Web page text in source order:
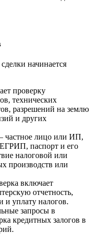
начинается
проверку
технических
разрешений на землю
и других
частное лицо или ИП,
паспорт и его
налоговой или
производств или
включает
отчетность,
и уплату налогов.
запросы в
кредитных залогов в